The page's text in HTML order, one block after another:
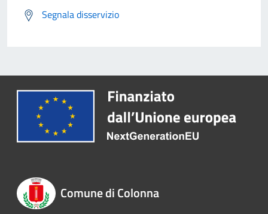
Segnala disservizio
Comune di Colonna